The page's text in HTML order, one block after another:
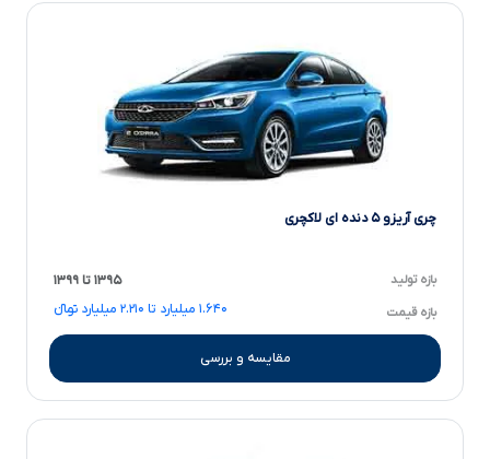
چری آریزو ۵ دنده ای لاکچری
بازه تولید ۱۳۹۵ تا ۱۳۹۹
بازه قیمت ۱.۶۴۰ میلیارد تا ۲.۲۱۰ میلیارد تومانءءء
مقایسه و بررسی